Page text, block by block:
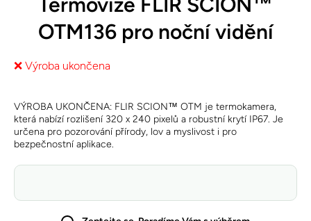
OTM136 pro noční vidění
❌ Výroba ukončena
VÝROBA UKONČENA: FLIR SCION™ OTM je termokamera,
která nabízí rozlišení 320 x 240 pixelů a robustní krytí IP67. Je
určena pro pozorování přírody, lov a myslivost i pro
bezpečnostní aplikace.